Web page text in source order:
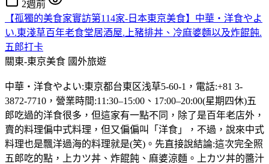
2週前
【孤獨的美食家實訪第114家-日本東京美食】中華・洋食やよ
い.東淺草百年老食堂居酒屋.上豬排丼、冷麻婆麵以及炸餛飩.
五郎打卡
關東-東京美食 國外旅遊
中華・洋食やよい:東京都台東区浅草5-60-1，電話:+81 3-
3872-7710，營業時間:11:30–15:00、17:00–20:00(星期四休)五
郎吃過的洋食很多，但這家有一點不同，除了是百年老店外，
賣的料理偏中式料理，但又偏偏叫「洋食」，不過，說來中式
料理也是飄洋過海的料理就是(笑)。先直接說結論:這次完全照
五郎吃的點，上カツ丼、炸餛飩、麻婆涼麵。上カツ丼的醬汁